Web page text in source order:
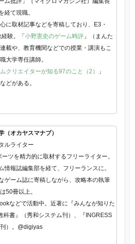
経て現職。
に取材記事などを寄稿しており、E3・
験。「小野憲史のゲーム時評」（まんた
載や、教育機関などでの授業・講演もこ
大学専任講師。
クリエイターが知る97のこと（2）
」
どがある。
（オカヤスマナブ）
ルライター
ーツを精力的に取材するフリーライター。
情報誌編集部を経て、フリーランスに。
ゲーム誌に寄稿しながら、攻略本の執筆
50冊以上。
などで活動中。近著に『みんなが知りた
科書』（秀和システム刊）、『INGRESS
）。@digiyas